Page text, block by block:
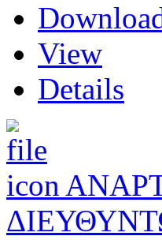
View
Details